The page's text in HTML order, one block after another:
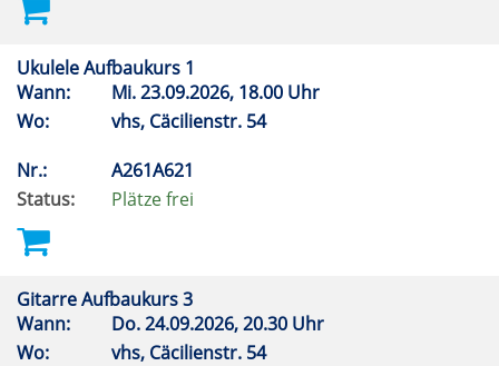
Ukulele Aufbaukurs 1
Wann:
Mi.23.09.2026, 18.00 Uhr
Wo:
vhs, Cäcilienstr. 54
Nr.:
A261A621
Status:
Plätze frei
Gitarre Aufbaukurs 3
Wann:
Do.24.09.2026, 20.30 Uhr
Wo:
vhs, Cäcilienstr. 54